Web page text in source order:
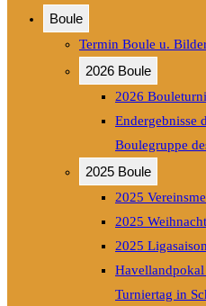
Boule
Termin Boule u.
2026 Boule
2026
Endergebnisse
Boulegruppe
2025 Boule
2025
2025
2025
Turniertag in